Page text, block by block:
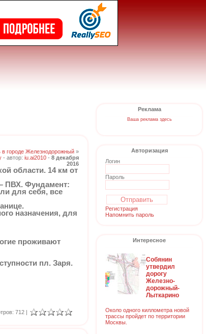
в городе Железнодорожный »
- автор: iu.ai2010 - 8 декабря
2016
области. 14 км от
ПВХ. Фундамент:
для себя, все
назначения, для
проживают
пл. Заря.
712 |
Реклама
Ваша реклама здесь
Авторизация
Логин
Пароль
Регистрация
Напомнить пароль
Интересное
Собянин
утвердил
дорогу
Железно-
дорожный-
Лыткарино
Около одного киллометра новой
трассы пройдет по территории
Москвы.